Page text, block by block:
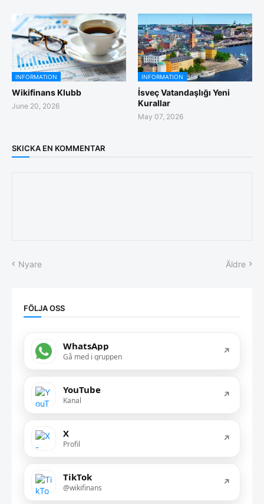
INFORMATION
Wikifinans Klubb
June 20, 2026
INFORMATION
İsveç Vatandaşlığı Yeni
Kurallar
May 07, 2026
SKICKA EN KOMMENTAR
Nyare Äldre
FÖLJA OSS
WhatsApp
Gå med i gruppen
↗
YouTube
Kanal
↗
X
Profil
↗
TikTok
@wikifinans
↗